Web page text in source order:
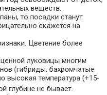
веществ.
то посадки станут
скажется на
Цветение более
луковицы многим
(гибриды, бахромчатые
высокая температура (+15-
глубине не бывает.